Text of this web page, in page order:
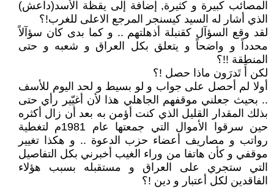
المصائب كبيرة و كثيرة, إضافة إلى يقظة الأسد(داعش)
الذي أشار له السيد كيسنجر المرجع الاعلى للغرب!؟
لقد وقع السؤآل كقنبلة أذهلتهم .. و كما بدى كان سؤآلاً
محدداً و واضحاً و يتعلق بكل العراق و شعبه و حتى
المنطقة !!؟
لكن أَ تَدرَون ماذا حصل !؟
أولا لم أحصل على جواب و لو بسيط و لحد اليوم للأسف
.. بحيث جعلني موقفهم الجاهلي هذا لأن أغيّير رأي حتى
بذلك المقدار القليل الذي كنت أؤمن به بعد أن زال أكثره
حين سرقوا الأموال التي جمعتها عام 1981م لتغطية
رواتب و مصاريف أعضاء حزب الدعوة .. و هكذا تغيير
موقفي و كأن هاتفا من وراء الغيب أخبرني بكل التفاصيل
التي ستجري على العراق و مستقبله بسبب هؤلاء
الفاقدين لكل أعتبار و دين !؟